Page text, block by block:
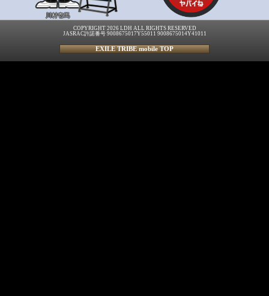
川村壱馬
COPYRIGHT 2026 LDH ALL RIGHTS RESERVED
JASRAC許諾番号 9008675017Y55011 9008675014Y41011
EXILE TRIBE mobile TOP